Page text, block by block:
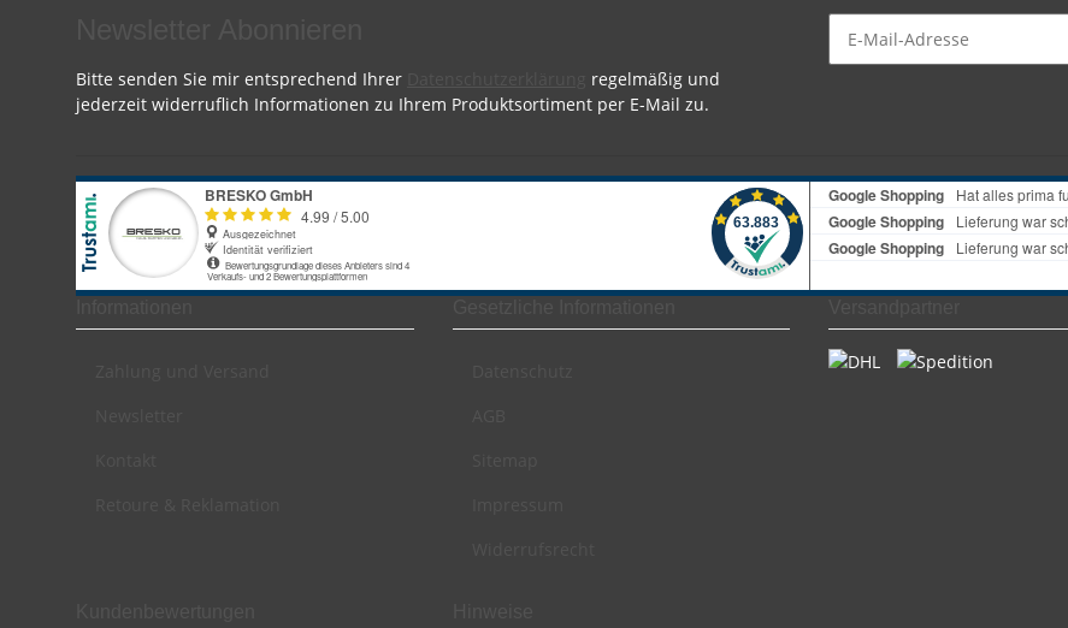
Bitte senden Sie mir entsprechend Ihrer
regelmäßig und
jederzeit widerruflich Informationen zu Ihrem Produktsortiment per E-Mail zu.